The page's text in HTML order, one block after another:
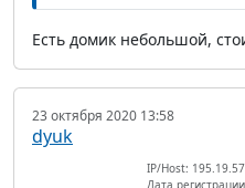
Есть домик небольшой,
23 октября 2020 13:58
dyuk
IP/Host:
Дата